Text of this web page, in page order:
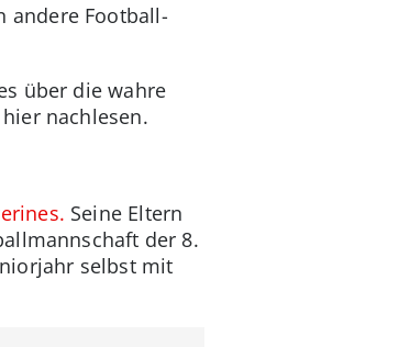
andere Football-
über die wahre
nachlesen.
Seine Eltern
der 8.
selbst mit